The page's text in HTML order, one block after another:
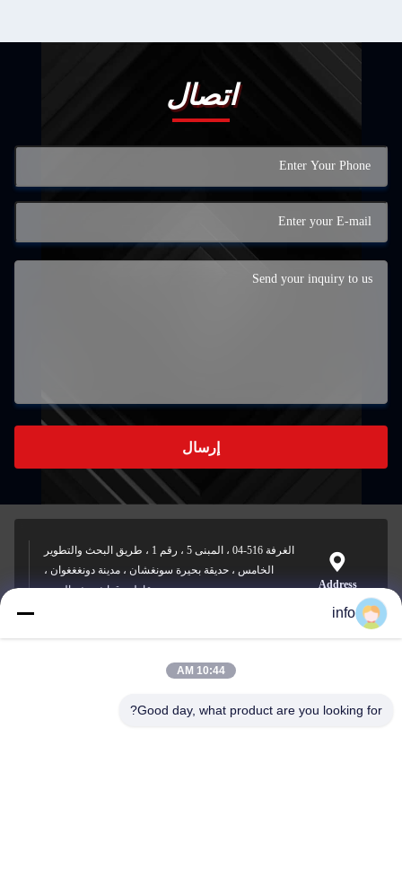
اتصال
إرسال
Address
الغرفة 516-04 ، المبنى 5 ، رقم 1 ، طريق البحث والتطوير
الخامس ، حديقة بحيرة سونغشان ، مدينة دونغغغوان ،
مقاطعة قوانغدونغ ، الصين
info@gdpowerplus.com
info
10:44 AM
Good day, what product are you looking for?